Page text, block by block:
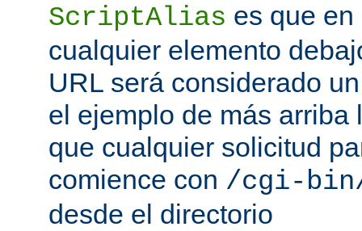
ScriptAlias es que en
cualquier elemento
URL será considerado
el ejemplo de más arriba
que cualquier solicitud
comience con /cgi-
desde el directorio